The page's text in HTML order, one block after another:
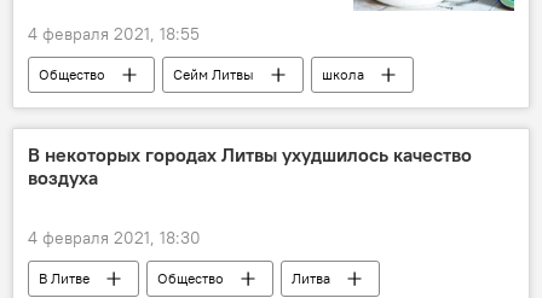
4 февраля 2021, 18:55
Общество Сейм Литвы
школа
карантин
В некоторых городах Литвы ухудшилось качество
воздуха
4 февраля 2021, 18:30
В Литве Общество
Литва